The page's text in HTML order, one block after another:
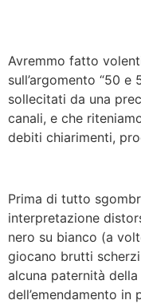
Avremmo fatto
sull’argomento “50 e
sollecitati da una
canali, e che
debiti chiarimenti,
Prima di tutto
interpretazione
nero su bianco (a
giocano brutti
alcuna paternità
dell’emendamento